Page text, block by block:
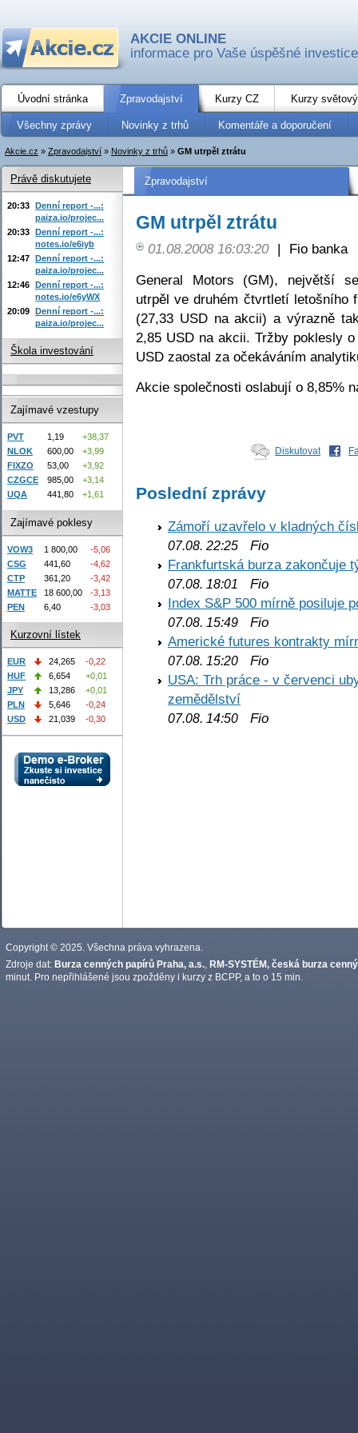
AKCIE ONLINE
informace pro Vaše úspěšné investice
Úvodní stránka Zpravodajství Kurzy CZ Kurzy
Všechny zprávy Novinky z trhů Komentáře a doporučení
Akcie.cz » Zpravodajství » Novinky z trhů » GM utrpěl ztrátu
Zpravodajství
GM utrpěl ztrátu
01.08.2008 16:03:20 |
Fio banka
General Motors (GM), největší
utrpěl ve druhém čtvrtletí letošního
(27,33 USD na akcii) a výrazně
2,85 USD na akcii. Tržby poklesly
USD zaostal za očekáváním
Akcie společnosti oslabují o 8,85%
Diskutovat
Poslední zprávy
Zámoří uzavřelo v kladných
07.08. 22:25 Fio
Frankfurtská burza zakončuje
07.08. 18:01
Fio
Index S&P 500 mírně posiluje
07.08. 15:49 Fio
Americké futures kontrakty
07.08. 15:20 Fio
USA: Trh práce - v červenci
zemědělství
07.08. 14:50 Fio
Právě diskutujete
20:33 Denní report -...:
paiza.io/projec...
20:33 Denní report -...:
notes.io/e6iyb
12:47 Denní report -...:
paiza.io/projec...
12:46 Denní report -...:
notes.io/e6yWX
20:09 Denní report -...:
paiza.io/projec...
Škola investování
Zajímavé vzestupy
PVT 1,19
+38,37
NLOK
600,00
+3,99
FIXZO
53,00
+3,92
CZGCE
985,00
+3,14
UQA
441,80 +1,61
Zajímavé poklesy
VOW3 1 800,00
-5,06
CSG
441,60
-4,62
CTP
361,20
-3,42
MATTE
18 600,00
-3,13
PEN
6,40 -3,03
Kurzovní lístek
EUR 24,265
-0,22
HUF
6,654
+0,01
JPY
13,286
+0,01
PLN
5,646
-0,24
USD
21,039 -0,30
Copyright © 2025. Všechna práva vyhrazena.
Zdroje dat: Burza cenných papírů Praha, a.s. RM-SYSTÉM, česká burza
minut. Pro nepřihlášené jsou zpožděny i kurzy z BCPP, a to o 15 min.